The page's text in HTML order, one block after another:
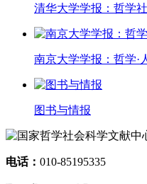
清华大学学报：哲学
南京大学学报：哲学·
图书与情报
电话： 010-85195335